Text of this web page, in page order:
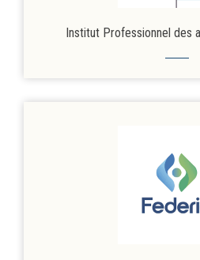
Institut Professionnel des